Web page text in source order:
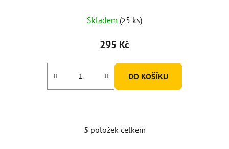
Skladem (>5 ks)
295 Kč
DO KOŠÍKU
O
5 položek celkem